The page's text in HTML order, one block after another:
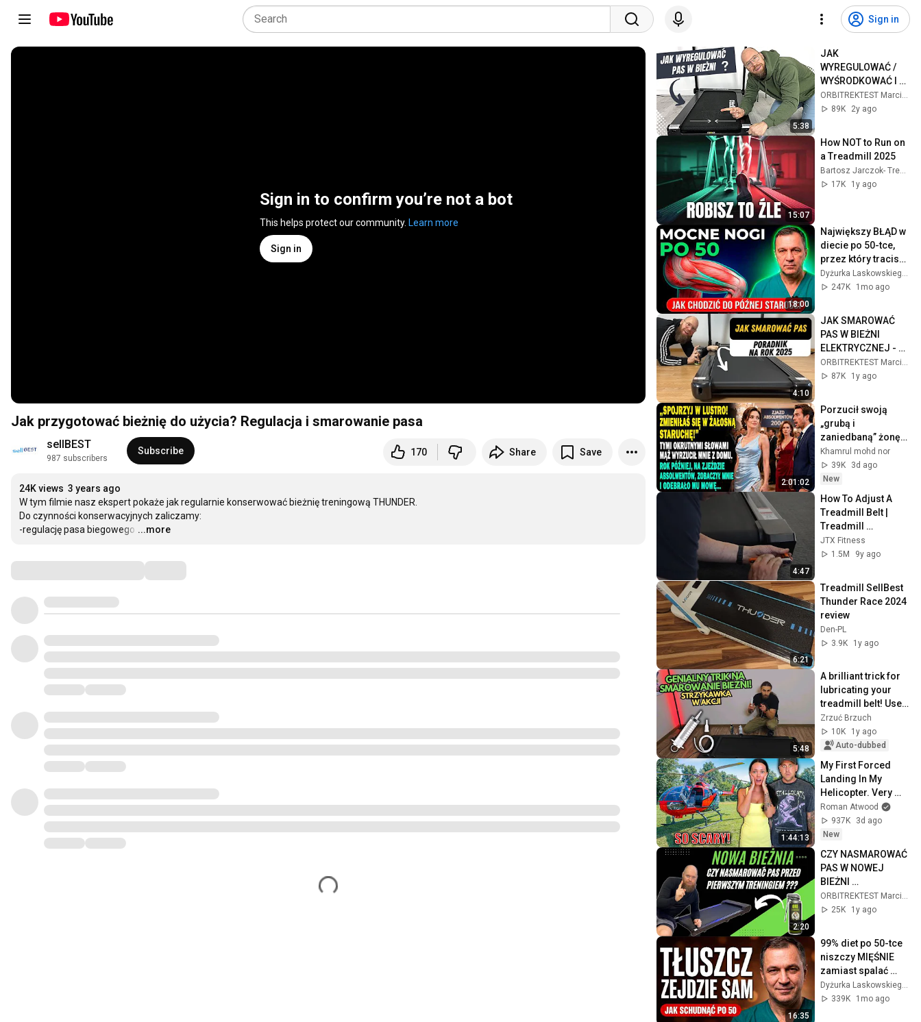
Sign in
Sign in to confirm you’re not a bot
This helps protect our community. Learn more
Sign in
Jak przygotować bieżnię do użycia? Regulacja i smarowanie pasa
sellBEST
987 subscribers
Subscribe 170 Share Save
24K views 3 years ago
W tym filmie nasz ekspert pokaże jak regularnie konserwować bieżnię treningową THUNDER.
Do czynności konserwacyjnych zaliczamy:
-regulację pasa biegowego …
...more
5:38
JAK
WYREGULOWAĆ /
WYŚRODKOWAĆ I
ODPOWIEDNIO
NACIĄGNĄĆ PAS W
ORBITREKTEST Marcin Skoczeń
89K
2y ago
15:07
How NOT to Run on
a Treadmill 2025
Bartosz Jarczok- Trening DoPorzygu
17K
1y ago
18:00
Największy BŁĄD w
diecie po 50-tce,
przez który tracisz
mięśnie
Dyżurka Laskowskiego and Stanisław Jakowski
247K
1mo ago
4:10
JAK SMAROWAĆ
PAS W BIEŻNI
ELEKTRYCZNEJ -
PORADNIK NA 2026
ROK87K
1y ago
2:01:02
Porzucił swoją
„grubą i
zaniedbaną” żonę.
Rok później na
zjeździe
zaniemówił.
Khamrul mohd nor
39K
3d ago
New
4:47
How To Adjust A
Treadmill Belt |
Treadmill
Maintenance
JTX Fitness
1.5M
9y ago
6:21
Treadmill SellBest
Thunder Race 2024
review
Den-PL
3.9K
1y ago
5:48
A brilliant trick for
lubricating your
treadmill belt! Use
it!
Zrzuć Brzuch
10K
1y ago
Auto-dubbed
1:44:13
My First Forced
Landing In My
Helicopter. Very
Scary Experience
But Everyone Is
Safe! Needs FIxed!
Roman Atwood
937K
3d ago
New
2:20
CZY NASMAROWAĆ
PAS W NOWEJ
BIEŻNI
ELEKTRYCZNEJ ?
PORADNIK
ORBITREKTEST Marcin Skoczeń
25K
1y ago
16:35
99% diet po 50-tce
niszczy MIĘŚNIE
zamiast spalać
tłuszcz
Dyżurka Laskowskiego and Stanisław Jakowski
339K
1mo ago